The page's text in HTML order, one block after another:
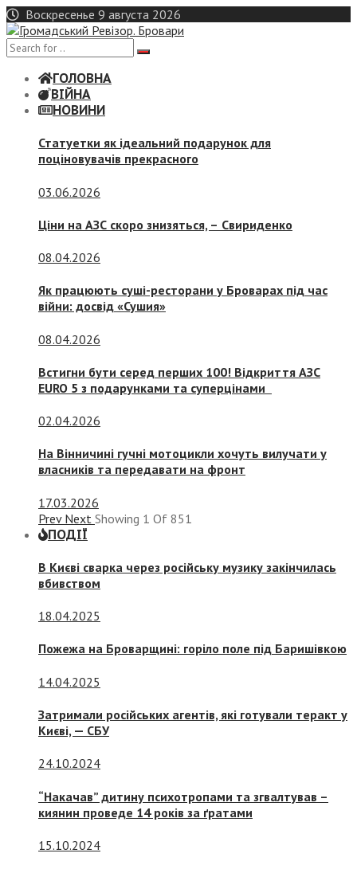
Skip
to
content
Воскресенье 9 августа 2026
ГОЛОВНА
ВІЙНА
НОВИНИ
Статуетки як ідеальний подарунок для
поціновувачів прекрасного
03.06.2026
Ціни на АЗС скоро знизяться, – Свириденко
08.04.2026
Як працюють суші-ресторани у Броварах під час
війни: досвід «Сушия»
08.04.2026
Встигни бути серед перших 100! Відкриття АЗС
EURO 5 з подарунками та суперцінами
02.04.2026
На Вінничині гучні мотоцикли хочуть вилучати у
власників та передавати на фронт
17.03.2026
Prev Next Showing 1 Of 851
ПОДІЇ
В Києві сварка через російську музику закінчилась
вбивством
18.04.2025
Пожежа на Броварщині: горіло поле під Баришівкою
14.04.2025
Затримали російських агентів, які готували теракт у
Києві, — СБУ
24.10.2024
“Накачав” дитину психотропами та згвалтував –
киянин проведе 14 років за ґратами
15.10.2024